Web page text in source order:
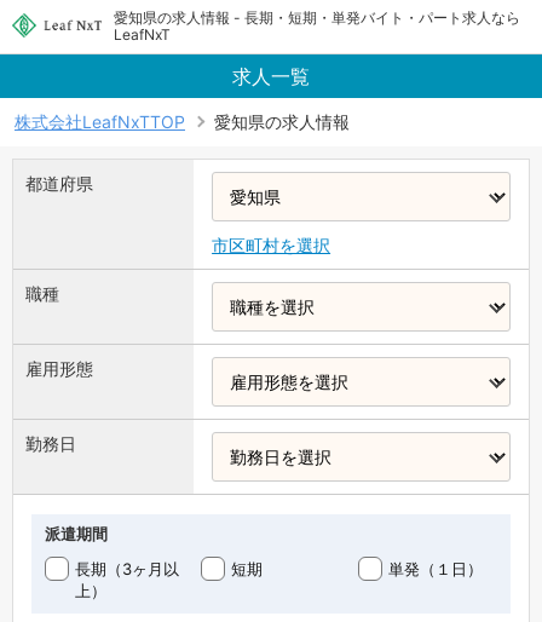
愛知県の求人情報 - 長期・短期・単発バイト・パート求人なら
LeafNxT
求人一覧
株式会社LeafNxTTOP 愛知県の求人情報
都道府県
市区町村を選択
職種
雇用形態
勤務日
派遣期間
長期（3ヶ月以
上）
短期 単発（１日）